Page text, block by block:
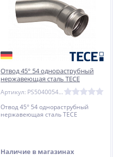
Отвод 45° 54 однораструбный
нержавеющая сталь TECE
Артикул: PS50400540000
Отвод 45° 54 однораструбный
нержавеющая сталь TECE
Наличие в магазинах